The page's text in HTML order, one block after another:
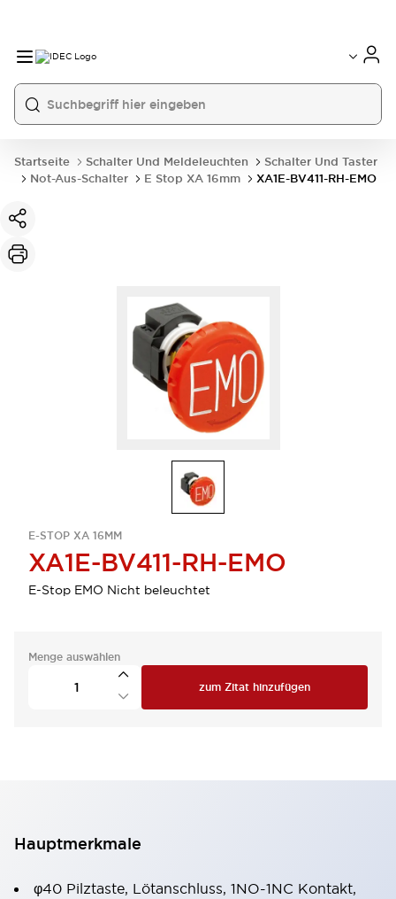
Startseite Schalter Und Meldeleuchten
Schalter Und Taster
Not-Aus-Schalter
E Stop XA 16mm XA1E-BV411-RH-EMO
E-STOP XA 16MM
XA1E-BV411-RH-EMO
E-Stop EMO Nicht beleuchtet
Menge auswählen
zum Zitat hinzufügen
Hauptmerkmale
φ40 Pilztaste, Lötanschluss, 1NO-1NC Kontakt,